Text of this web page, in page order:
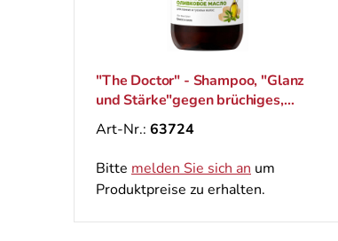
"The Doctor" - Shampoo, "Glanz
und Stärke"gegen brüchiges,
glanzloses und geschädigtes
Haar, 946 ml
Art-Nr.: 63724
Bitte melden Sie sich an um
Produktpreise zu erhalten.